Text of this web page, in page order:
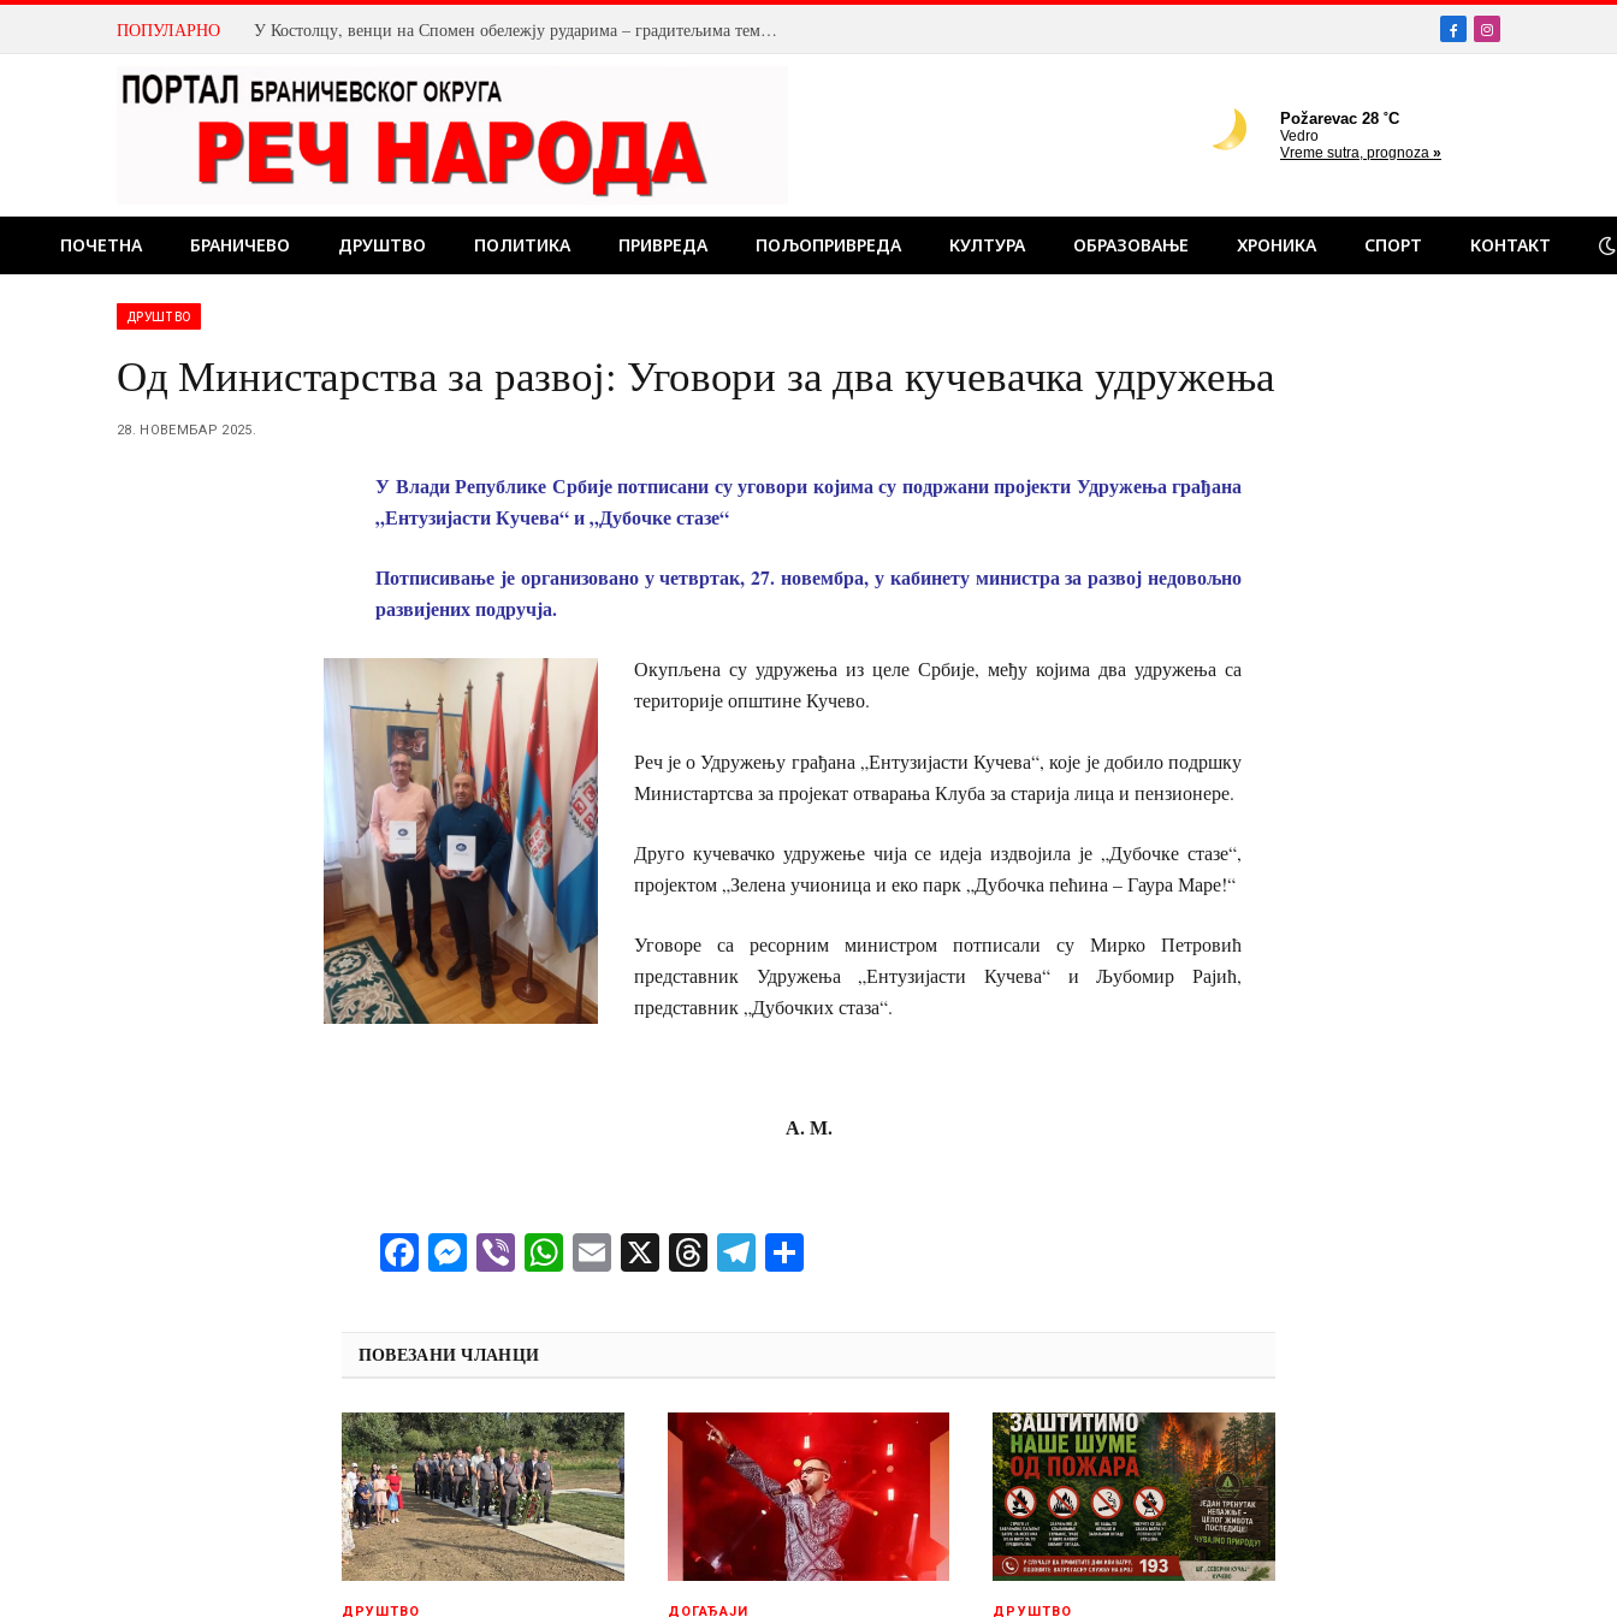
ПОПУЛАРНО У Костолцу, венци на Спомен обележју рударима – градитељима темеља будућности FacebookInstagram
ПОЧЕТНА БРАНИЧЕВО ДРУШТВО ПОЛИТИКА ПРИВРЕДА ПОЉОПРИВРЕДА КУЛТУРА ОБРАЗОВАЊЕ ХРОНИКА СПОРТ КОНТАКТ
ДРУШТВО
Од Министарства за развој: Уговори за два кучевачка удружења
28. НОВЕМБАР 2025.
У Влади Републике Србије потписани су уговори којима су подржани пројекти Удружења грађана
„Ентузијасти Кучева“ и „Дубочке стазе“
Потписивање је организовано у четвртак, 27. новембра, у кабинету министра за развој недовољно
развијених подручја.
Окупљена су удружења из целе Србије, међу којима два удружења са
територије општине Кучево.
Реч је о Удружењу грађана „Ентузијасти Кучева“, које је добило подршку
Министартсва за пројекат отварања Клуба за старија лица и пензионере.
Друго кучевачко удружење чија се идеја издвојила је „Дубочке стазе“,
пројектом „Зелена учионица и еко парк „Дубочка пећина – Гаура Маре!“
Уговоре са ресорним министром потписали су Мирко Петровић
представник Удружења „Ентузијасти Кучева“ и Љубомир Рајић,
представник „Дубочких стаза“.
А. М.
Facebook
Messenger
ViberWhatsApp
Email
X ThreadsTelegram
ПОВЕЗАНИ ЧЛАНЦИ
ДРУШТВО ДОГАЂАЈИ ДРУШТВО